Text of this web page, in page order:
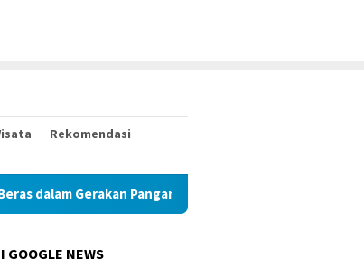
Rekomendasi
Pangan Murah
GOOGLE NEWS